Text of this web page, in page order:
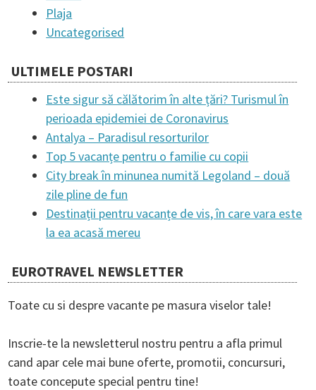
Plaja
Uncategorised
ULTIMELE POSTARI
Este sigur să călătorim în alte țări? Turismul în
perioada epidemiei de Coronavirus
Antalya – Paradisul resorturilor
Top 5 vacanțe pentru o familie cu copii
City break în minunea numită Legoland – două
zile pline de fun
Destinații pentru vacanțe de vis, în care vara este
la ea acasă mereu
EUROTRAVEL NEWSLETTER
Toate cu si despre vacante pe masura viselor tale!
Inscrie-te la newsletterul nostru pentru a afla primul
cand apar cele mai bune oferte, promotii, concursuri,
toate concepute special pentru tine!